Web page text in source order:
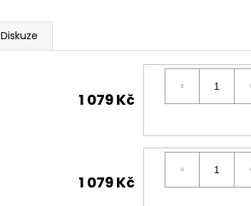
Diskuze
1 079 Kč
1 079 Kč